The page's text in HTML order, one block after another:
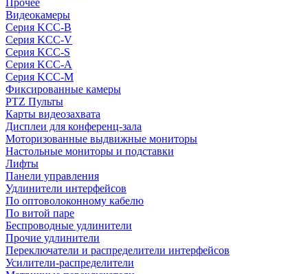
Прочее
Видеокамеры
Серия KCC-B
Серия KCC-V
Серия KCC-S
Серия KCC-A
Серия KCC-M
Фиксированные камеры
PTZ Пульты
Карты видеозахвата
Дисплеи для конференц-зала
Моторизованные выдвижные мониторы
Настольные мониторы и подставки
Лифты
Панели управления
Удлинители интерфейсов
По оптоволоконному кабелю
По витой паре
Беспроводные удлинители
Прочие удлинители
Переключатели и распределители интерфейсов
Усилители-распределители